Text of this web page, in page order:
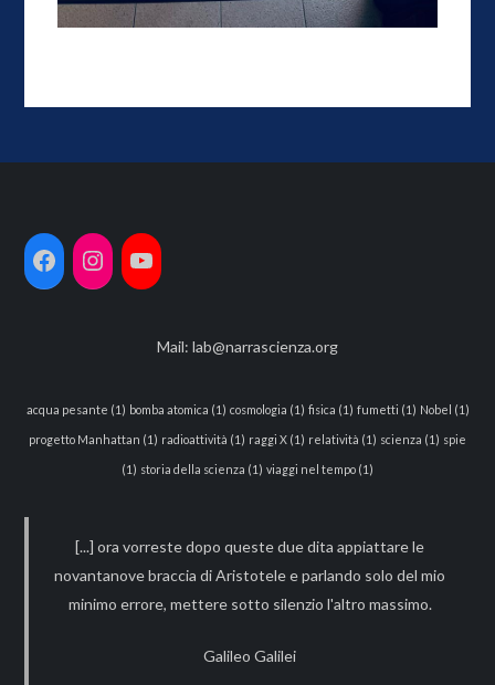
Mail: lab@narrascienza.org
acqua pesante (1) bomba atomica (1) cosmologia (1) fisica (1) fumetti (1) Nobel (1)
progetto Manhattan (1) radioattività (1) raggi X (1) relatività (1) scienza (1) spie
(1) storia della scienza (1) viaggi nel tempo (1)
[...] ora vorreste dopo queste due dita appiattare le
novantanove braccia di Aristotele e parlando solo del mio
minimo errore, mettere sotto silenzio l'altro massimo.
Galileo Galilei